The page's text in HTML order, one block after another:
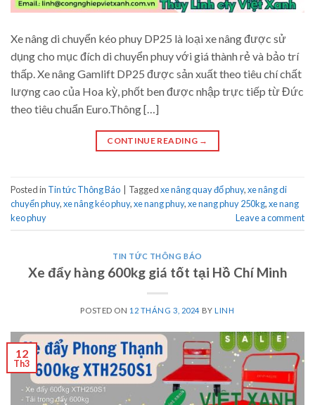
Xe nâng di chuyển kéo phuy DP25 là loại xe nâng được sử
dụng cho mục đích di chuyển phuy với giá thành rẻ và bảo trí
thấp. Xe nâng Gamlift DP25 được sản xuất theo tiêu chí chất
lượng cao của Hoa kỳ, phốt ben được nhập trực tiếp từ Đức
theo tiêu chuẩn Euro.Thông […]
CONTINUE READING →
Posted in Tin tức Thông Báo Taggedxe nâng quay đổ phuy,xe nâng di
chuyển phuy,xe nâng kéo phuy,xe nang phuy,xe nang phuy 250kg,xe nang
keo phuy
Leave a comment
TIN TỨC THÔNG BÁO
Xe đẩy hàng 600kg giá tốt tại Hồ Chí Minh
POSTED ON 12 THÁNG 3, 2024 BYLINH
12
Th3